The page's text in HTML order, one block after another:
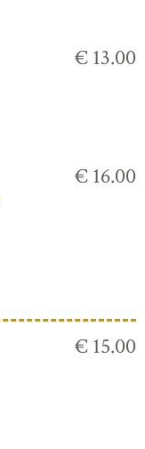
€ 13.00
€ 16.00
€ 15.00